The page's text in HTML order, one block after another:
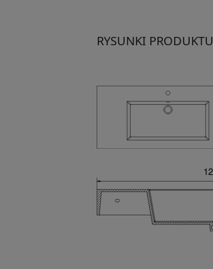
RYSUNKI PRODUKTU